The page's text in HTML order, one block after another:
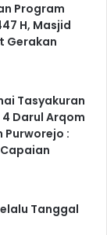
Program
H, Masjid
Gerakan
Tasyakuran
Darul Arqom
Purworejo :
Tanggal